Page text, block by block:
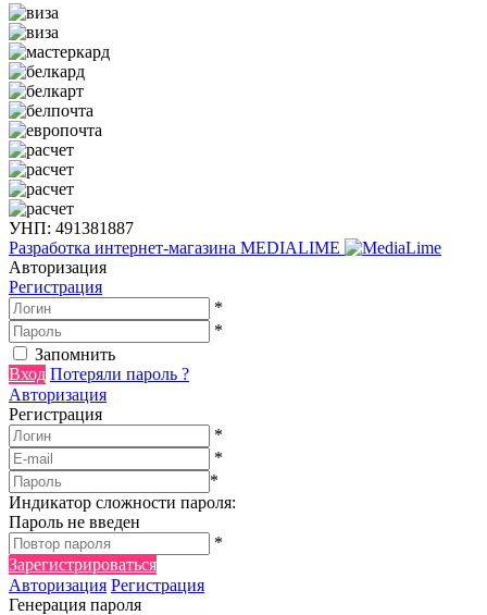
УНП: 491381887
Разработка интернет-магазина MEDIALIME
Авторизация
Регистрация
*
*
Запомнить
Вход Потеряли пароль ?
Авторизация
Регистрация
*
*
*
Индикатор сложности пароля:
Пароль не введен
*
Зарегистрироваться
Авторизация Регистрация
Генерация пароля